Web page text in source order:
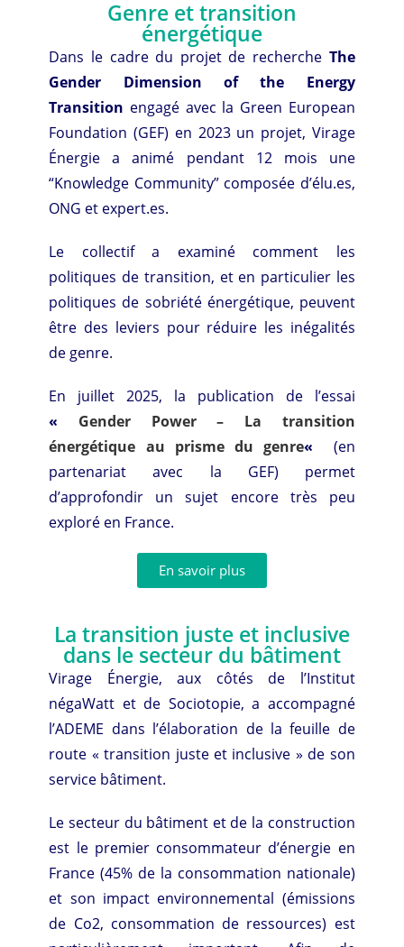
Genre et transition
énergétique
Dans le cadre du projet de recherche The
Gender Dimension of the Energy
Transition engagé avec la Green European
Foundation (GEF) en 2023 un projet, Virage
Énergie a animé pendant 12 mois une
“Knowledge Community” composée d’élu.es,
ONG et expert.es.
Le collectif a examiné comment les
politiques de transition, et en particulier les
politiques de sobriété énergétique, peuvent
être des leviers pour réduire les inégalités
de genre.
En juillet 2025, la publication de l’essai
« Gender Power – La transition
énergétique au prisme du genre«
(en
partenariat avec la GEF) permet
d’approfondir un sujet encore très peu
exploré en France.
En savoir plus
La transition juste et inclusive
dans le secteur du bâtiment
Virage Énergie, aux côtés de l’Institut
négaWatt et de Sociotopie, a accompagné
l’ADEME dans l’élaboration de la feuille de
route « transition juste et inclusive » de son
service bâtiment.
Le secteur du bâtiment et de la construction
est le premier consommateur d’énergie en
France (45% de la consommation nationale)
et son impact environnemental (émissions
de Co2, consommation de ressources) est